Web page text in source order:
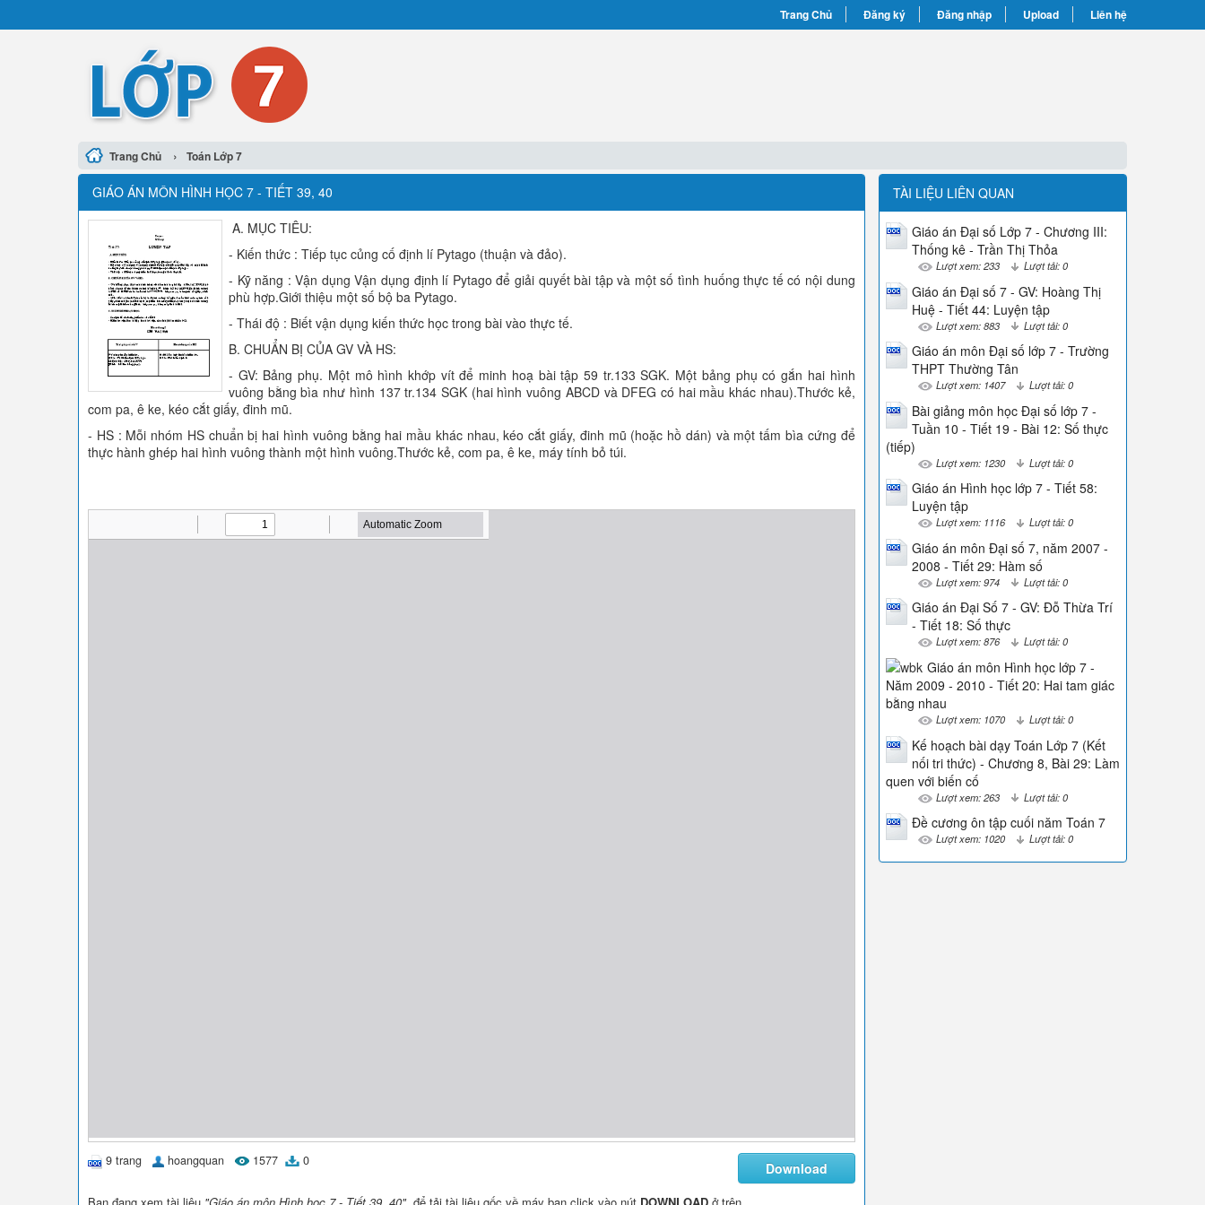
Trang Chủ Đăng ký Đăng nhập Upload Liên hệ
Trang Chủ › Toán Lớp 7
GIÁO ÁN MÔN HÌNH HỌC 7 - TIẾT 39, 40
A. MỤC TIÊU:
- Kiến thức : Tiếp tục củng cố định lí Pytago (thuận và đảo).
- Kỹ năng : Vận dụng Vận dụng định lí Pytago để giải quyết bài tập và một số tình huống thực tế có nội dung
phù hợp.Giới thiệu một số bộ ba Pytago.
- Thái độ : Biết vận dụng kiến thức học trong bài vào thực tế.
B. CHUẨN BỊ CỦA GV VÀ HS:
- GV: Bảng phụ. Một mô hình khớp vít để minh hoạ bài tập 59 tr.133 SGK. Một bảng phụ có gắn hai hình
vuông bằng bìa như hình 137 tr.134 SGK (hai hình vuông ABCD và DFEG có hai mầu khác nhau).Thước kẻ,
com pa, ê ke, kéo cắt giấy, đinh mũ.
- HS : Mỗi nhóm HS chuẩn bị hai hình vuông bằng hai mầu khác nhau, kéo cắt giấy, đinh mũ (hoặc hồ dán) và một tấm bìa cứng để
thực hành ghép hai hình vuông thành một hình vuông.Thước kẻ, com pa, ê ke, máy tính bỏ túi.
9 trang hoangquan 1577 0 Download
TÀI LIỆU LIÊN QUAN
Giáo án Đại số Lớp 7 - Chương III:
Thống kê - Trần Thị Thỏa
Lượt xem: 233 Lượt tải: 0
Giáo án Đại số 7 - GV: Hoàng Thị
Huệ - Tiết 44: Luyện tập
Lượt xem: 883 Lượt tải: 0
Giáo án môn Đại số lớp 7 - Trường
THPT Thường Tân
Lượt xem: 1407 Lượt tải: 0
Bài giảng môn học Đại số lớp 7 -
Tuần 10 - Tiết 19 - Bài 12: Số thực
(tiếp)
Lượt xem: 1230 Lượt tải: 0
Giáo án Hình học lớp 7 - Tiết 58:
Luyện tập
Lượt xem: 1116 Lượt tải: 0
Giáo án môn Đại số 7, năm 2007 -
2008 - Tiết 29: Hàm số
Lượt xem: 974 Lượt tải: 0
Giáo án Đại Số 7 - GV: Đỗ Thừa Trí
- Tiết 18: Số thực
Lượt xem: 876 Lượt tải: 0
Giáo án môn Hình học lớp 7 -
Năm 2009 - 2010 - Tiết 20: Hai tam giác
bằng nhau
Lượt xem: 1070 Lượt tải: 0
Kế hoạch bài dạy Toán Lớp 7 (Kết
nối tri thức) - Chương 8, Bài 29: Làm
quen với biến cố
Lượt xem: 263 Lượt tải: 0
Đề cương ôn tập cuối năm Toán 7
Lượt xem: 1020 Lượt tải: 0